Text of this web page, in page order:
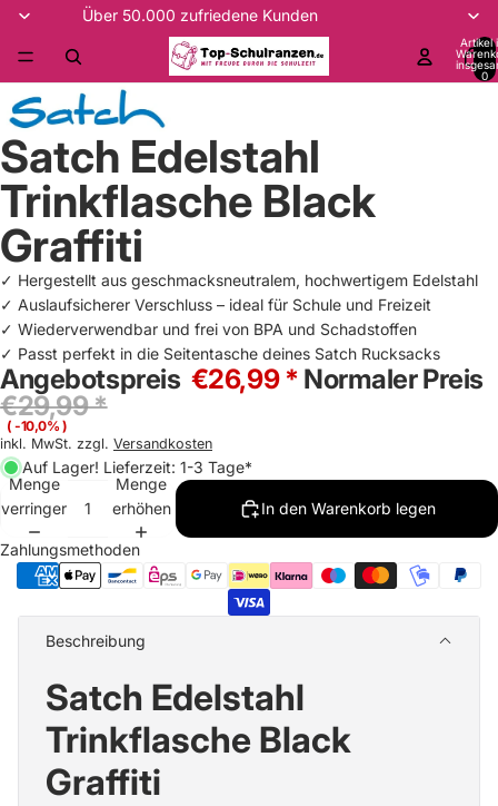
Über 50.000 zufriedene Kunden
Artikel
0
Satch Edelstahl
Trinkflasche Black
Graffiti
✓ Hergestellt aus geschmacksneutralem, hochwertigem Edelstahl
✓ Auslaufsicherer Verschluss – ideal für Schule und Freizeit
✓ Wiederverwendbar und frei von BPA und Schadstoffen
✓ Passt perfekt in die Seitentasche deines Satch Rucksacks
Angebotspreis €26,99 * Normaler Preis
€29,99 *
( -10,0% )
inkl. MwSt. zzgl. Versandkosten
Auf Lager! Lieferzeit: 1-3 Tage*
Menge
verringern
Menge
erhöhen
In den Warenkorb legen
Zahlungsmethoden
Beschreibung
Satch Edelstahl
Trinkflasche Black
Graffiti